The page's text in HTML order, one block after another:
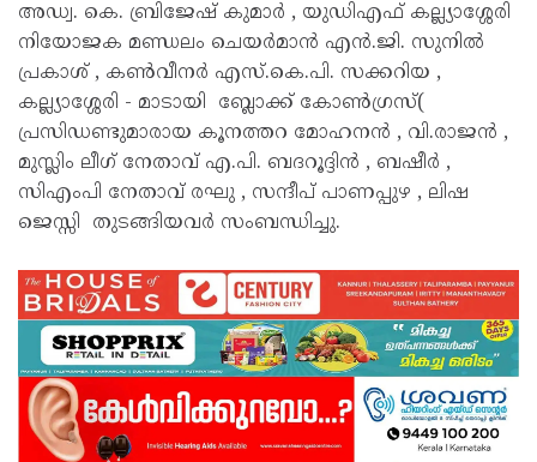
അഡ്വ. കെ. ബ്രിജേഷ് കുമാര്‍ , യുഡിഎഫ് കല്ല്യാശ്ശേരി
നിയോജക മണ്ഡലം ചെയര്‍മാന്‍ എന്‍.ജി. സുനില്‍
പ്രകാശ് , കണ്‍വീനര്‍ എസ്.കെ.പി. സക്കറിയ ,
കല്ല്യാശ്ശേരി - മാടായി ബ്ലോക്ക് കോണ്‍ഗ്രസ്(
പ്രസിഡണ്ടുമാരായ കൂനത്തറ മോഹനന്‍ , വി.രാജന്‍ ,
മുസ്ലിം ലീഗ് നേതാവ് എ.പി. ബദറൂദ്ദിന്‍ , ബഷീര്‍ ,
സിഎംപി നേതാവ് രഘു , സന്ദീപ് പാണപ്പുഴ , ലിഷ
ജെസ്സി തുടങ്ങിയവര്‍ സംബന്ധിച്ചു.